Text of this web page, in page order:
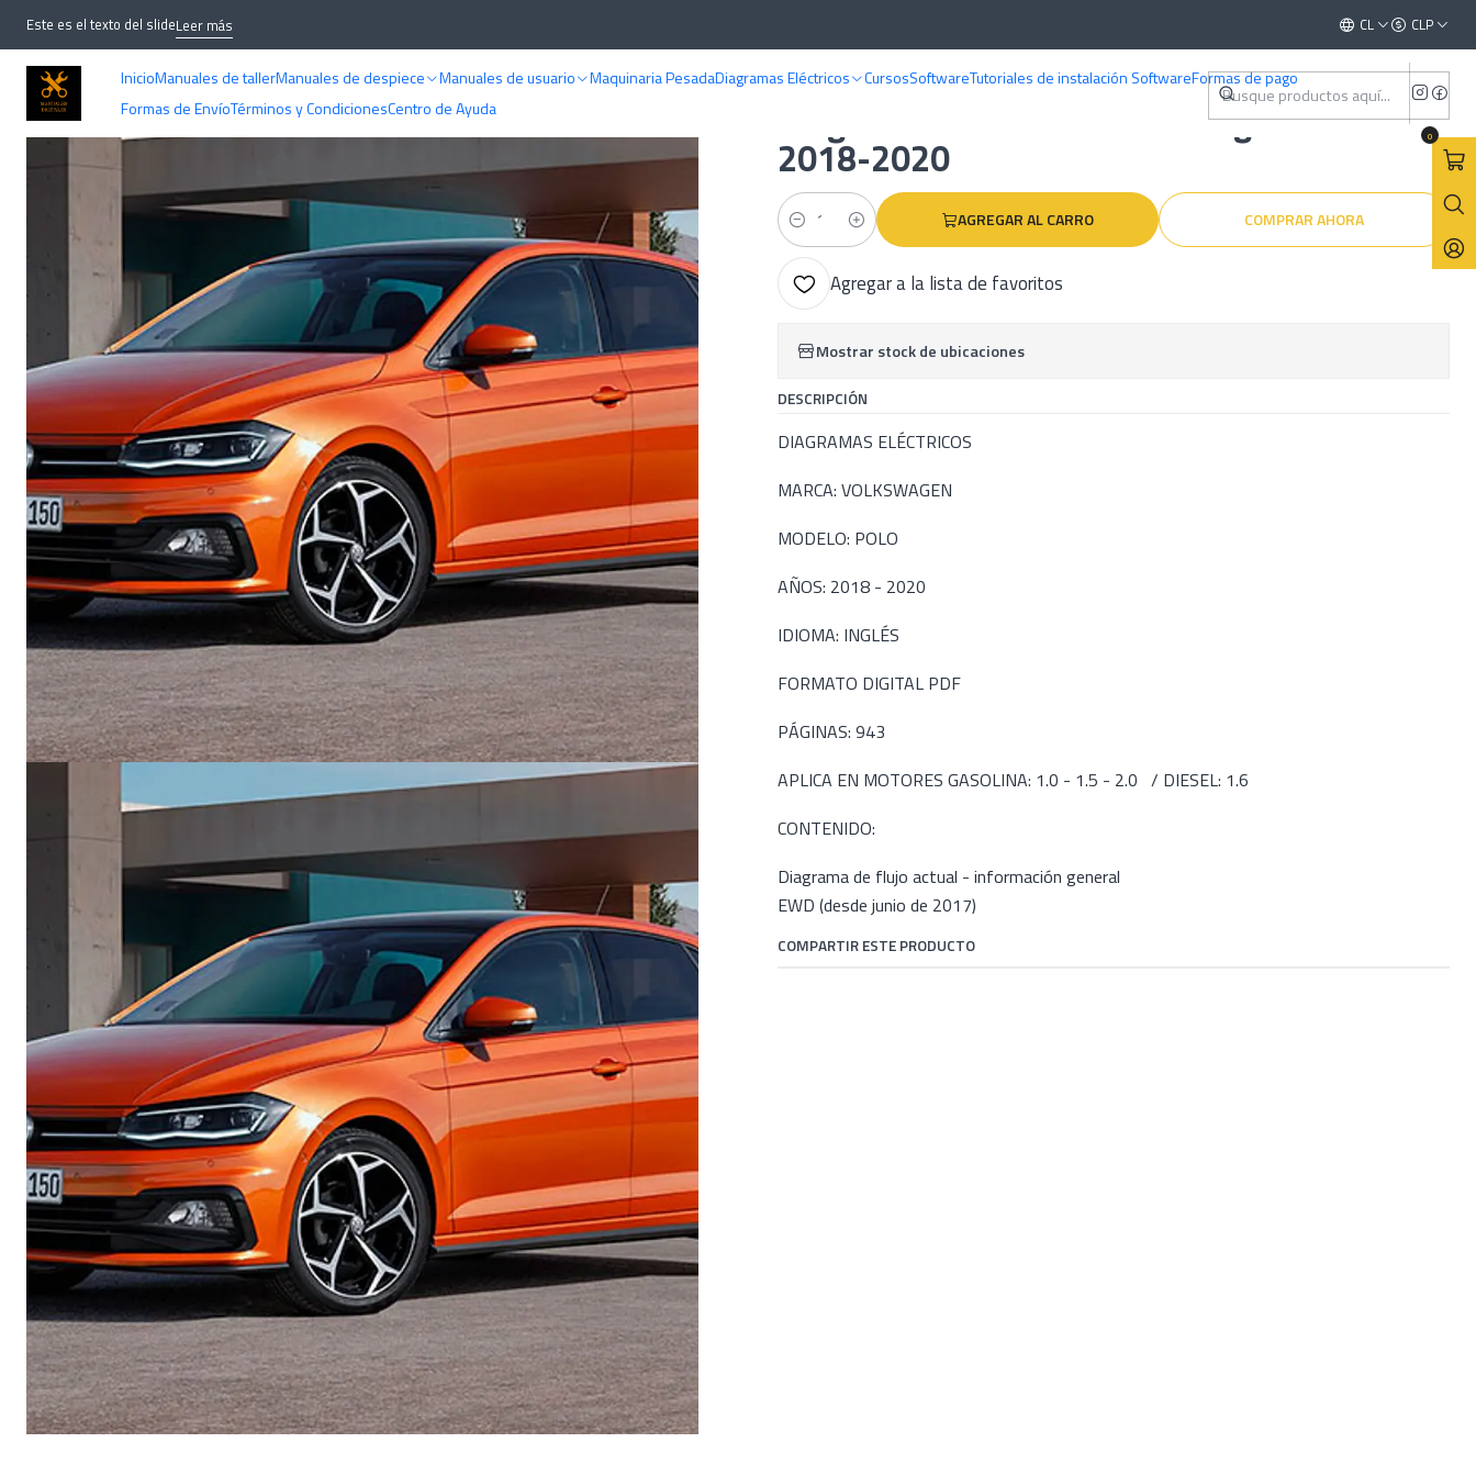
InicioManuales de tallerManuales de despiece Manuales de usuario Maquinaria PesadaDiagramas Eléctricos CursosSoftwareTutoriales de instalación SoftwareFormas de pago
Formas de EnvíoTérminos y CondicionesCentro de Ayuda
0
Este es el texto del slideLeer más CL CLP
Diagramas Eléctricos Volkswagen Polo
2018-2020
Cantidad
AGREGAR AL CARRO COMPRAR AHORA
Agregar a la lista de favoritos
Mostrar stock de ubicaciones
DESCRIPCIÓN
DIAGRAMAS ELÉCTRICOS
MARCA: VOLKSWAGEN
MODELO: POLO
AÑOS: 2018 - 2020
IDIOMA: INGLÉS
FORMATO DIGITAL PDF
PÁGINAS: 943
APLICA EN MOTORES GASOLINA: 1.0 - 1.5 - 2.0 / DIESEL: 1.6
CONTENIDO:
Diagrama de flujo actual - información general
EWD (desde junio de 2017)
COMPARTIR ESTE PRODUCTO